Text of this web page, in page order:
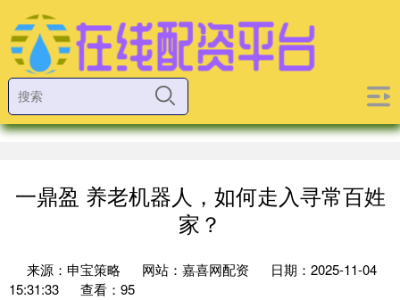
一鼎盈 养老机器人，如何走入寻常百姓
家？
来源：申宝策略 网站：嘉喜网配资
日期：2025-11-04
15:31:33
查看：95